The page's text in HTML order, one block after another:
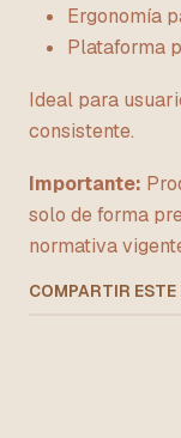
Ergonomía
Plataforma
Ideal para
consistente.
Importante:
solo de forma
normativa
COMPARTIR